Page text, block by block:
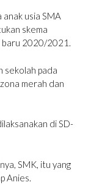
usia SMA
skema
baru 2020/2021.
sekolah pada
merah dan
di SD-
SMK, itu yang
Anies.